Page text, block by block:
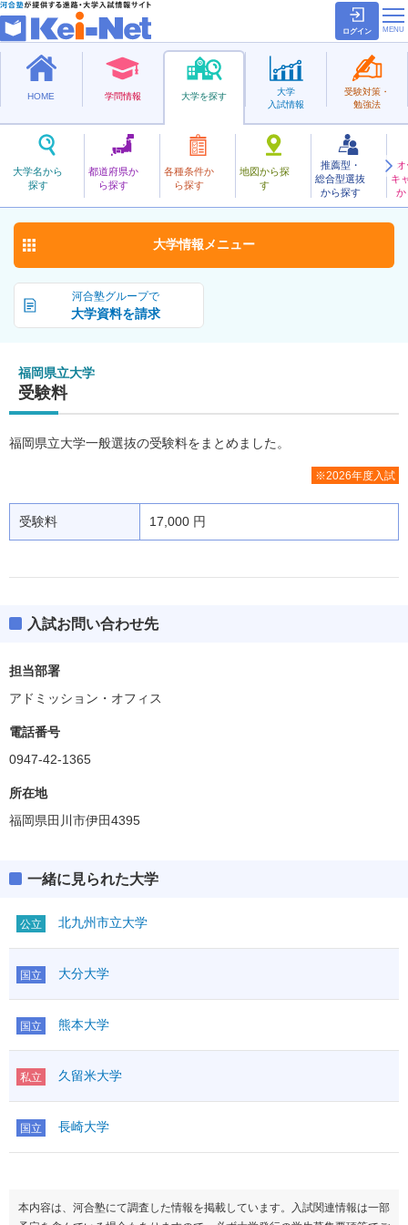
ログイン
HOME 学問情報 大学を探す
大学名から
探す
都道府県か
ら探す
各種条件か
ら探す
地図から探
す
推薦型・
総合型選抜
から探す
キ
か
大学
入試情報
受験対策・
勉強法
公立
ふくおかけんりつ
福岡県立大学 お気に入り
河合塾グループで
大学資料を請求
大学情報 メニュー
福岡県立大学
受験料
福岡県立大学一般選抜の受験料をまとめました。
※2026年度入試
受験料 17,000 円
入試お問い合わせ先
担当部署
アドミッション・オフィス
電話番号
0947-42-1365
所在地
福岡県田川市伊田4395
一緒に見られた大学
公立 北九州市立大学
国立 大分大学
国立 熊本大学
私立 久留米大学
国立 長崎大学
本内容は、河合塾にて調査した情報を掲載しています。入試関連情報は一部